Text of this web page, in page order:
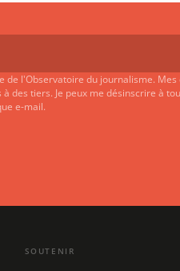
de l'Observatoire du journalisme. Mes
des tiers. Je peux me désinscrire à
e-mail.
SOUTENIR